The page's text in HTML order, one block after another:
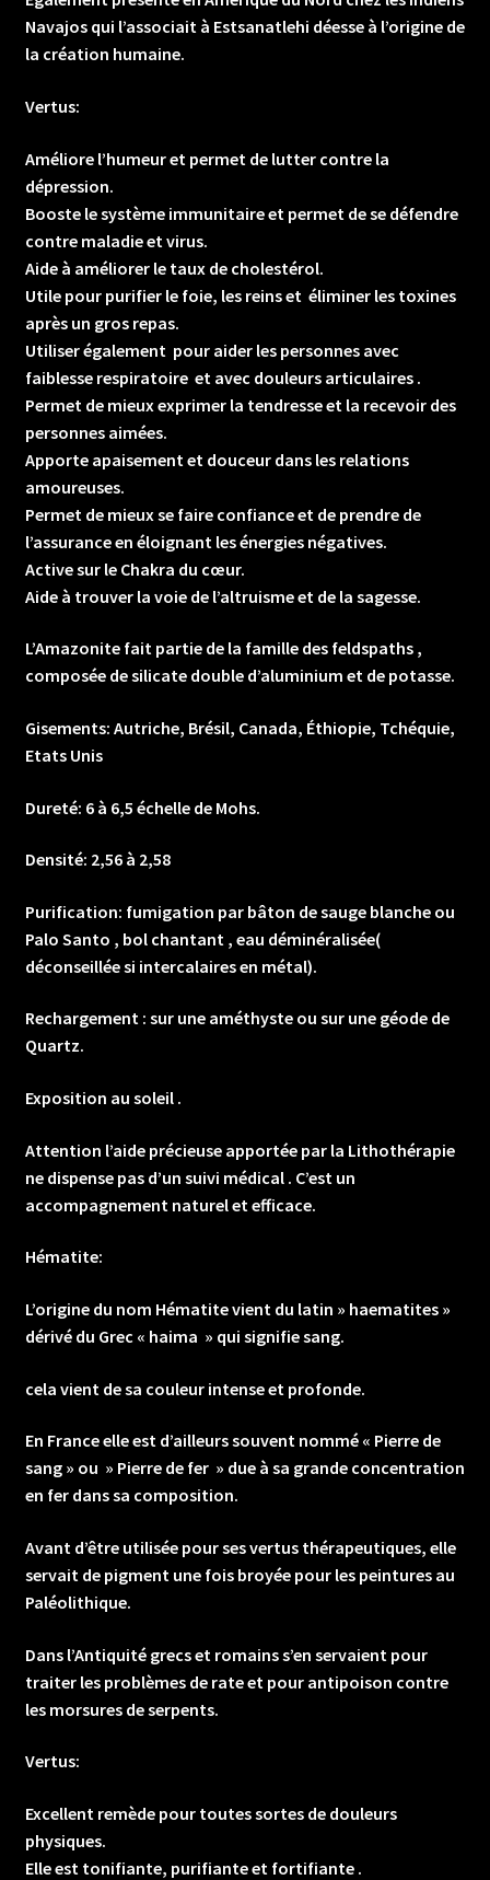
Navajos qui l’associait à Estsanatlehi déesse à l’origine de
la création humaine.
Vertus:
Améliore l’humeur et permet de lutter contre la
dépression.
Booste le système immunitaire et permet de se défendre
contre maladie et virus.
Aide à améliorer le taux de cholestérol.
Utile pour purifier le foie, les reins et éliminer les toxines
après un gros repas.
Utiliser également pour aider les personnes avec
faiblesse respiratoire et avec douleurs articulaires .
Permet de mieux exprimer la tendresse et la recevoir des
personnes aimées.
Apporte apaisement et douceur dans les relations
amoureuses.
Permet de mieux se faire confiance et de prendre de
l’assurance en éloignant les énergies négatives.
Active sur le Chakra du cœur.
Aide à trouver la voie de l’altruisme et de la sagesse.
L’Amazonite fait partie de la famille des feldspaths ,
composée de silicate double d’aluminium et de potasse.
Gisements: Autriche, Brésil, Canada, Éthiopie, Tchéquie,
Etats Unis
Dureté: 6 à 6,5 échelle de Mohs.
Densité: 2,56 à 2,58
Purification: fumigation par bâton de sauge blanche ou
Palo Santo , bol chantant , eau déminéralisée(
déconseillée si intercalaires en métal).
Rechargement : sur une améthyste ou sur une géode de
Quartz.
Exposition au soleil .
Attention l’aide précieuse apportée par la Lithothérapie
ne dispense pas d’un suivi médical . C’est un
accompagnement naturel et efficace.
Hématite:
L’origine du nom Hématite vient du latin » haematites »
dérivé du Grec « haima » qui signifie sang.
cela vient de sa couleur intense et profonde.
En France elle est d’ailleurs souvent nommé « Pierre de
sang » ou » Pierre de fer » due à sa grande concentration
en fer dans sa composition.
Avant d’être utilisée pour ses vertus thérapeutiques, elle
servait de pigment une fois broyée pour les peintures au
Paléolithique.
Dans l’Antiquité grecs et romains s’en servaient pour
traiter les problèmes de rate et pour antipoison contre
les morsures de serpents.
Vertus:
Excellent remède pour toutes sortes de douleurs
physiques.
Elle est tonifiante, purifiante et fortifiante .